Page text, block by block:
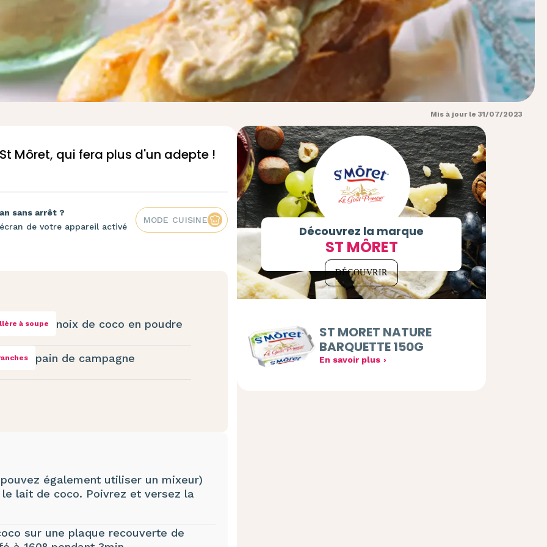
Mis à jour le 31/07/2023
Môret, qui fera plus d'un adepte !
sans arrêt ?
de votre appareil activé
MODE CUISINE
à soupe noix de coco en poudre
pain de campagne
également utiliser un mixeur)
lait de coco. Poivrez et versez la
sur une plaque recouverte de
Découvrez la marque
ST MÔRET
DÉCOUVRIR
ST MORET NATURE
BARQUETTE 150G
En savoir plus